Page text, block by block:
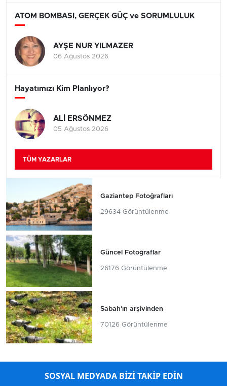
ATOM BOMBASI, GERÇEK GÜÇ ve SORUMLULUK
AYŞE NUR YILMAZER
06 Ağustos 2026
Hayatımızı Kim Planlıyor?
ALİ ERSÖNMEZ
05 Ağustos 2026
TÜM YAZARLAR
Gaziantep Fotoğrafları
29634 Görüntülenme
Güncel Fotoğraflar
26176 Görüntülenme
Sabah'ın arşivinden
70126 Görüntülenme
SOSYAL MEDYADA BİZİ TAKİP EDİN